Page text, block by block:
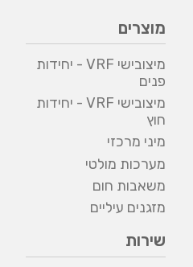
מוצרים
מיצובישי VRF - יחידות
פנים
מיצובישי VRF - יחידות
חוץ
מיני מרכזי
מערכות מולטי
משאבות חום
מזגנים עיליים
שירות